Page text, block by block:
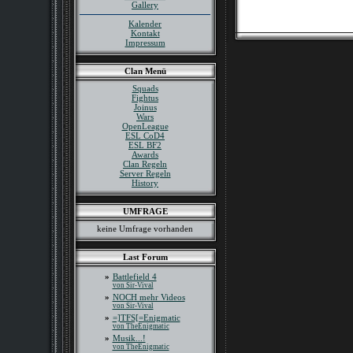
Gallery
Kalender
Kontakt
Impressum
Clan Menü
Squads
Fightus
Joinus
Wars
OpenLeague
ESL CoD4
ESL BF2
Awards
Clan Regeln
Server Regeln
History
UMFRAGE
keine Umfrage vorhanden
Last Forum
» Battlefield 4
von Sir-Vival
» NOCH mehr Videos
von Sir-Vival
» =]TFS[=Enigmatic
von TheEnigmatic
» Musik...!
von TheEnigmatic